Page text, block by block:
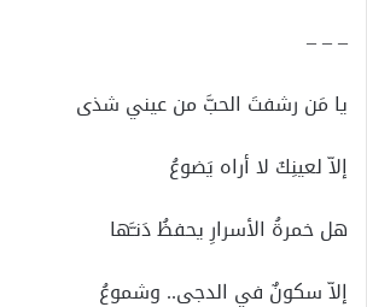
– – –
يا مَن رشفتَ الحبَّ من عيني شذى
إلاّ لعينِكَ لا أراه يَضوعُ
هل خمرةُ الأسرارِ يحفظُ دَنـَّها
إلاّ سكونٌ في الدجى.. وشموعُ